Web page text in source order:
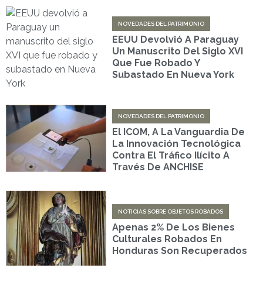
NOVEDADES DEL PATRIMONIO
EEUU Devolvió A Paraguay
Un Manuscrito Del Siglo XVI
Que Fue Robado Y
Subastado En Nueva York
NOVEDADES DEL PATRIMONIO
El ICOM, A La Vanguardia De
La Innovación Tecnológica
Contra El Tráfico Ilícito A
Través De ANCHISE
NOTICIAS SOBRE OBJETOS ROBADOS
Apenas 2% De Los Bienes
Culturales Robados En
Honduras Son Recuperados